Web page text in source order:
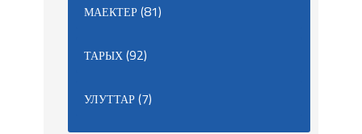
МАЕКТЕР(81)
ТАРЫХ(92)
УЛУТТАР(7)